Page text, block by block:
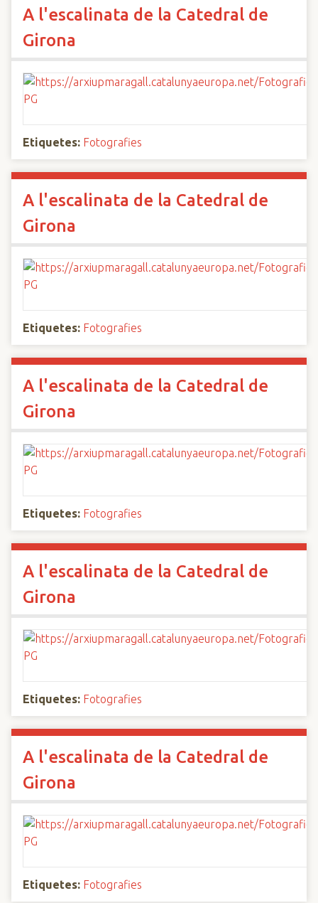
A l'escalinata de la Catedral de
Girona
Etiquetes: Fotografies
A l'escalinata de la Catedral de
Girona
Etiquetes: Fotografies
A l'escalinata de la Catedral de
Girona
Etiquetes: Fotografies
A l'escalinata de la Catedral de
Girona
Etiquetes: Fotografies
A l'escalinata de la Catedral de
Girona
Etiquetes: Fotografies